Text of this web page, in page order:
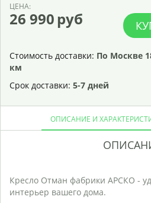
ЦЕНА:
26 990 руб
Стоимость доставки: По Москве
км
Срок доставки: 5-7 дней
ОПИСАНИЕ И
Кресло Отман фабрики АРСКО -
интерьер вашего дома.